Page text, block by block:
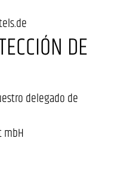
DE
delegado de
mbH